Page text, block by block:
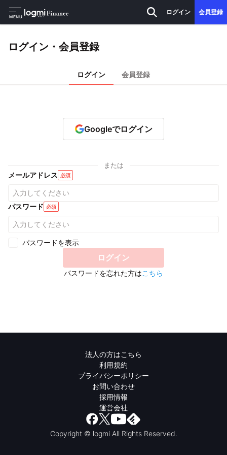
MENU
ログイン 会員登録
ログイン・会員登録
ログイン 会員登録
Googleでログイン
または
メールアドレス 必須
パスワード 必須
パスワードを表示
ログイン
パスワードを忘れた方はこちら
法人の方はこちら
利用規約
プライバシーポリシー
お問い合わせ
採用情報
運営会社
Copyright © logmi All Rights Reserved.